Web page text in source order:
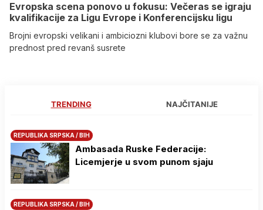
Evropska scena ponovo u fokusu: Večeras se igraju
kvalifikacije za Ligu Evrope i Konferencijsku ligu
Brojni evropski velikani i ambiciozni klubovi bore se za važnu
prednost pred revanš susrete
TRENDING NAJČITANIJE
REPUBLIKA SRPSKA / BIH
Ambasada Ruske Federacije:
Licemjerje u svom punom sjaju
REPUBLIKA SRPSKA / BIH